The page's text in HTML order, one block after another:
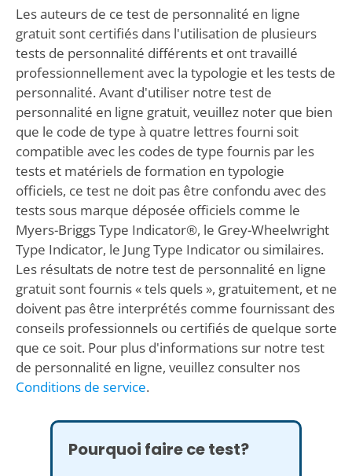
Les auteurs de ce test de personnalité en ligne
gratuit sont certifiés dans l'utilisation de plusieurs
tests de personnalité différents et ont travaillé
professionnellement avec la typologie et les tests de
personnalité. Avant d'utiliser notre test de
personnalité en ligne gratuit, veuillez noter que bien
que le code de type à quatre lettres fourni soit
compatible avec les codes de type fournis par les
tests et matériels de formation en typologie
officiels, ce test ne doit pas être confondu avec des
tests sous marque déposée officiels comme le
Myers-Briggs Type Indicator®, le Grey-Wheelwright
Type Indicator, le Jung Type Indicator ou similaires.
Les résultats de notre test de personnalité en ligne
gratuit sont fournis « tels quels », gratuitement, et ne
doivent pas être interprétés comme fournissant des
conseils professionnels ou certifiés de quelque sorte
que ce soit. Pour plus d'informations sur notre test
de personnalité en ligne, veuillez consulter nos
Conditions de service.
Pourquoi faire ce test?